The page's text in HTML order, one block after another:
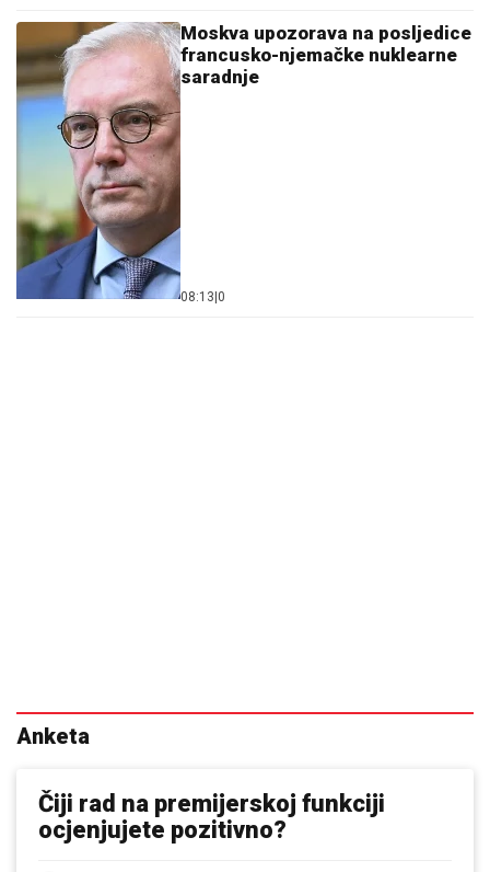
Moskva upozorava na posljedice
francusko-njemačke nuklearne
saradnje
08:13 0
Anketa
Čiji rad na premijerskoj funkciji
ocjenjujete pozitivno?